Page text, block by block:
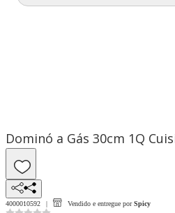
Dominó a Gás 30cm 1Q
4000010592 Vendido e entregue por Spicy